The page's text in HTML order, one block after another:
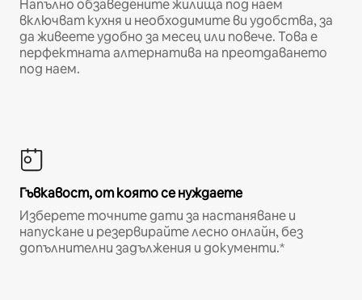
Напълно обзаведените жилища под наем
включват кухня и необходимите ви удобства, за
да живеете удобно за месец или повече. Това е
перфектната алтернатива на преотдаването
под наем.
Гъвкавост, от която се нуждаете
Изберете точните дати за настаняване и
напускане и резервирайте лесно онлайн, без
допълнителни задължения и документи.*